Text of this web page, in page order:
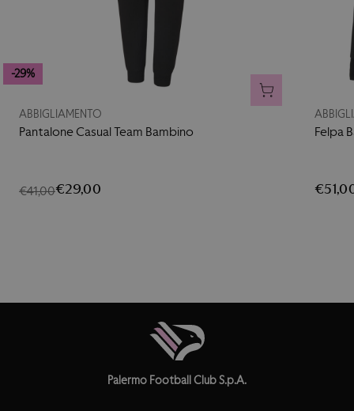
-29%
AGGIUNGI AL
ABBIGLIAMENTO
Pantalone Casual Team Bambino
€41,00€29,00
Felpa
Palermo Football Club S.p.A.